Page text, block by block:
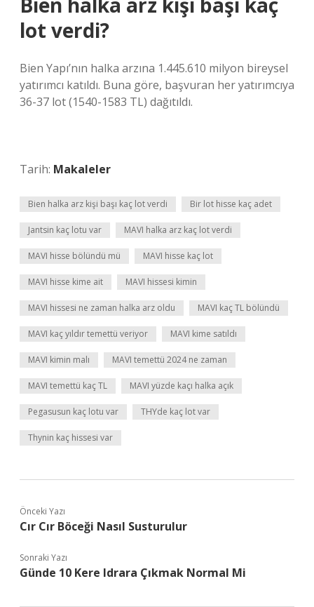
lot verdi?
Bien Yapı’nın halka arzına 1.445.610 milyon bireysel
yatırımcı katıldı. Buna göre, başvuran her yatırımcıya
36-37 lot (1540-1583 TL) dağıtıldı.
Tarih: Makaleler
Bien halka arz kişi başı kaç lot verdi Bir lot hisse kaç adet
Jantsin kaç lotu var MAVI halka arz kaç lot verdi
MAVI hisse bölündü mü MAVI hisse kaç lot
MAVI hisse kime ait MAVI hissesi kimin
MAVI hissesi ne zaman halka arz oldu MAVI kaç TL bölündü
MAVI kaç yıldır temettü veriyor MAVI kime satıldı
MAVI kimin malı MAVI temettü 2024 ne zaman
MAVI temettü kaç TL MAVI yüzde kaçı halka açık
Pegasusun kaç lotu var THYde kaç lot var
Thynin kaç hissesi var
Önceki Yazı
Cır Cır Böceği Nasıl Susturulur
Sonraki Yazı
Günde 10 Kere Idrara Çıkmak Normal Mi